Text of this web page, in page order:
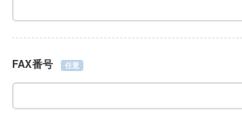
FAX番号 任意